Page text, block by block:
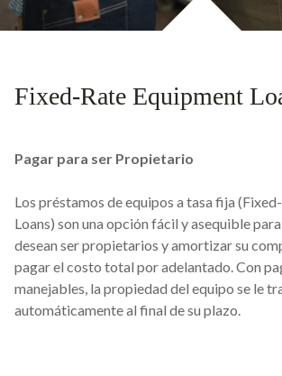
Fixed-Rate Equipment
Pagar para ser Propietario
Los préstamos de equipos a tasa fija
Loans) son una opción fácil y asequible
desean ser propietarios y amortizar su
pagar el costo total por adelantado. Con
manejables, la propiedad del equipo se le
automáticamente al final de su plazo.